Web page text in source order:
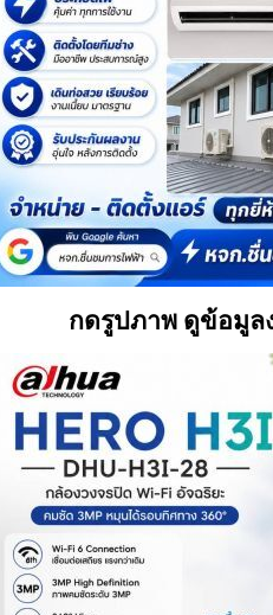
กดรูปภาพ ดูข้อมูลงา